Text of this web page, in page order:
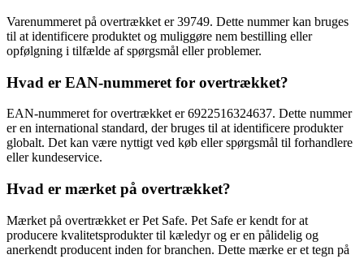
Varenummeret på overtrækket er 39749. Dette nummer kan bruges
til at identificere produktet og muliggøre nem bestilling eller
opfølgning i tilfælde af spørgsmål eller problemer.
Hvad er EAN-nummeret for overtrækket?
EAN-nummeret for overtrækket er 6922516324637. Dette nummer
er en international standard, der bruges til at identificere produkter
globalt. Det kan være nyttigt ved køb eller spørgsmål til forhandlere
eller kundeservice.
Hvad er mærket på overtrækket?
Mærket på overtrækket er Pet Safe. Pet Safe er kendt for at
producere kvalitetsprodukter til kæledyr og er en pålidelig og
anerkendt producent inden for branchen. Dette mærke er et tegn på